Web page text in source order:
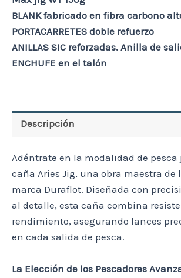
BLANK fabricado en fibra carbono
PORTACARRETES doble refuerzo
ANILLAS SIC reforzadas. Anilla de
ENCHUFE en el talón
Descripción
Adéntrate en la modalidad de
caña Aries Jig, una obra maestra de
marca Duraflot. Diseñada con
al detalle, esta caña combina
rendimiento, asegurando lances
en cada salida de pesca.
La Elección de los Pescadores